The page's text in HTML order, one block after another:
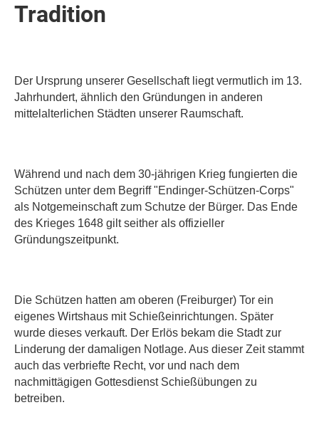
Tradition
Der Ursprung unserer Gesellschaft liegt vermutlich im 13.
Jahrhundert, ähnlich den Gründungen in anderen
mittelalterlichen Städten unserer Raumschaft.
Während und nach dem 30-jährigen Krieg fungierten die
Schützen unter dem Begriff "Endinger-Schützen-Corps"
als Notgemeinschaft zum Schutze der Bürger. Das Ende
des Krieges 1648 gilt seither als offizieller
Gründungszeitpunkt.
Die Schützen hatten am oberen (Freiburger) Tor ein
eigenes Wirtshaus mit Schießeinrichtungen. Später
wurde dieses verkauft. Der Erlös bekam die Stadt zur
Linderung der damaligen Notlage. Aus dieser Zeit stammt
auch das verbriefte Recht, vor und nach dem
nachmittägigen Gottesdienst Schießübungen zu
betreiben.